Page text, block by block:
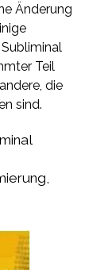
Änderung
Teil
die
sind.